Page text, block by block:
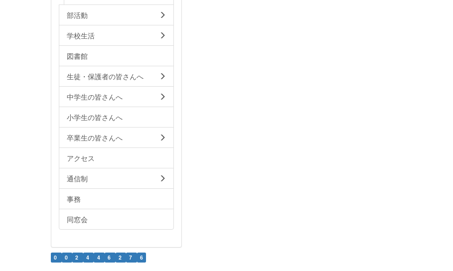
部活動
学校生活
図書館
生徒・保護者の皆さんへ
中学生の皆さんへ
小学生の皆さんへ
卒業生の皆さんへ
アクセス
通信制
事務
同窓会
0 0 2 4 4 6 2 7 6